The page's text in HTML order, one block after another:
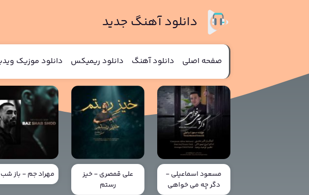
دانلود آهنگ جدید
صفحه اصلی دانلود آهنگ دانلود ریمیکس دانلود موزیک
مسعود اسماعیلی -
دگر چه می خواهی
علی قمصری - خیز
رستم
مهراد جم - باز